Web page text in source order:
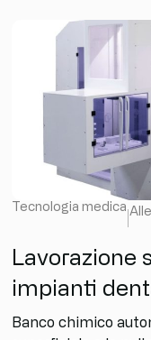
Tecnologia medica
Lavorazione
impianti
Banco chimico